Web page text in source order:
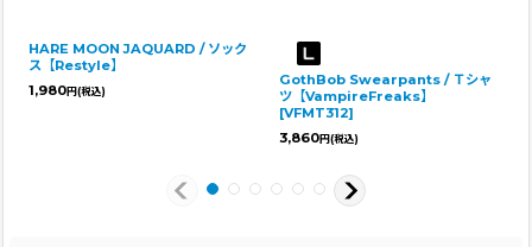
HARE MOON JAQUARD / ソック
ス【Restyle】
1,980円 (税込)
GothBob Swearpants / Ｔシャ
ツ【VampireFreaks】
[VFMT312]
3,860円 (税込)